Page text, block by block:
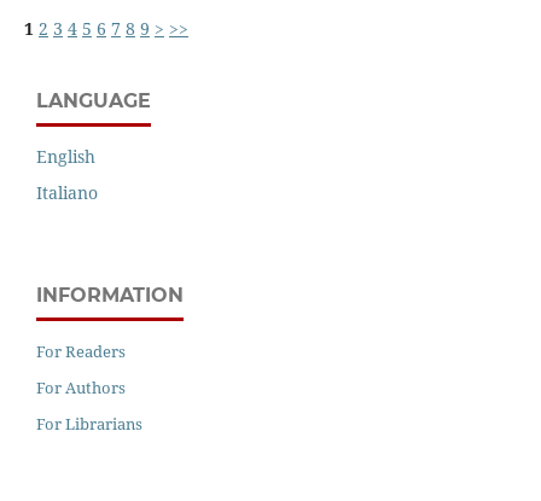
1 2 3 4 5 6 7 8 9 > >>
LANGUAGE
English
Italiano
INFORMATION
For Readers
For Authors
For Librarians